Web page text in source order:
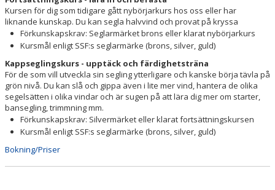
Kursen för dig som tidigare gått nybörjarkurs hos oss eller har
liknande kunskap. Du kan segla halvvind och provat på kryssa
Förkunskapskrav: Seglarmärket brons eller klarat nybörjarkurs
Kursmål enligt SSF:s seglarmärke (brons, silver, guld)
Kappseglingskurs - upptäck och färdighetsträna
För de som vill utveckla sin segling ytterligare och kanske börja tävla på
grön nivå. Du kan slå och gippa även i lite mer vind, hantera de olika
segelsätten i olika vindar och är sugen på att lära dig mer om starter,
bansegling, trimmning mm.
Förkunskapskrav: Silvermärket eller klarat fortsättningskursen
Kursmål enligt SSF:s seglarmärke (brons, silver, guld)
Bokning/Priser